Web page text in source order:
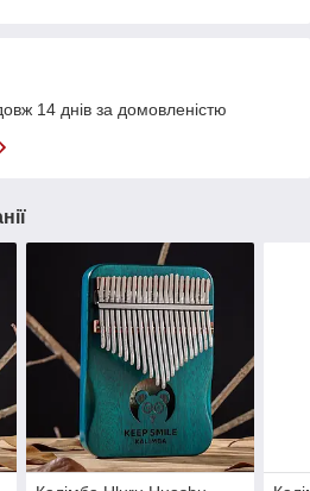
14 днів за домовленістю